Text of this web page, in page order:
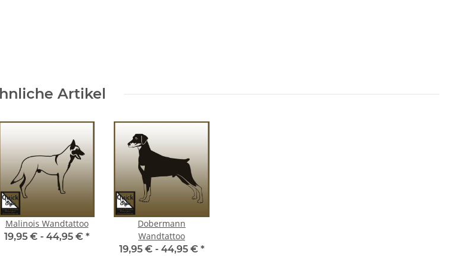
Artikel
Malinois Wandtattoo
19,95 € - 44,95 € *
Dobermann
Wandtattoo
19,95 € - 44,95 € *